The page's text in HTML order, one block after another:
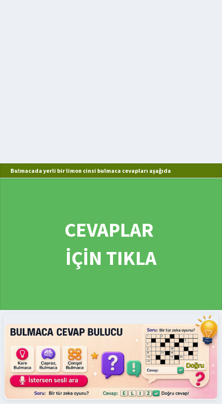
Bulmacada yerli bir limon cinsi bulmaca cevapları aşağıda
CEVAPLAR
İÇİN TIKLA